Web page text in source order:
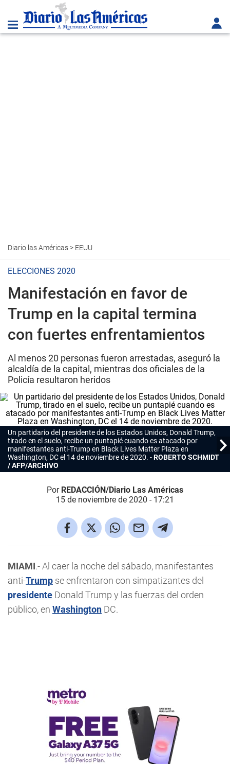
Diario las Américas> EEUU
ELECCIONES 2020
Manifestación en favor de
Trump en la capital termina
con fuertes enfrentamientos
Al menos 20 personas fueron arrestadas, aseguró la
alcaldía de la capital, mientras dos oficiales de la
Policía resultaron heridos
Un partidario del presidente de los Estados Unidos, Donald Trump,
tirado en el suelo, recibe un puntapié cuando es atacado por
manifestantes anti-Trump en Black Lives Matter Plaza en
Washington, DC el 14 de noviembre de 2020.
ROBERTO SCHMIDT
/ AFP/ARCHIVO
Por REDACCIÓN/Diario Las Américas
15 de noviembre de 2020 - 17:21
MIAMI.- Al caer la noche del sábado, manifestantes
anti-Trump se enfrentaron con simpatizantes del
presidente Donald Trump y las fuerzas del orden
público, en Washington DC.